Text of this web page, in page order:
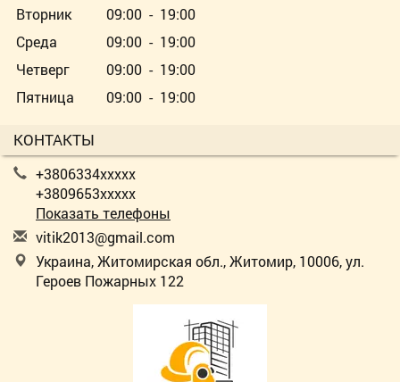
Вторник
09:00 - 19:00
Среда
09:00 - 19:00
Четверг
09:00 - 19:00
Пятница
09:00 - 19:00
КОНТАКТЫ
+3806334xxxxx
+3809653xxxxx
Показать телефоны
vitik2013@gmail.com
Украина, Житомирская обл., Житомир, 10006, ул.
Героев Пожарных 122